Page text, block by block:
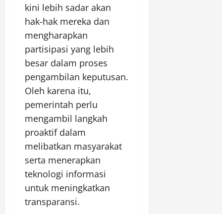
kini lebih sadar akan
hak-hak mereka dan
mengharapkan
partisipasi yang lebih
besar dalam proses
pengambilan keputusan.
Oleh karena itu,
pemerintah perlu
mengambil langkah
proaktif dalam
melibatkan masyarakat
serta menerapkan
teknologi informasi
untuk meningkatkan
transparansi.